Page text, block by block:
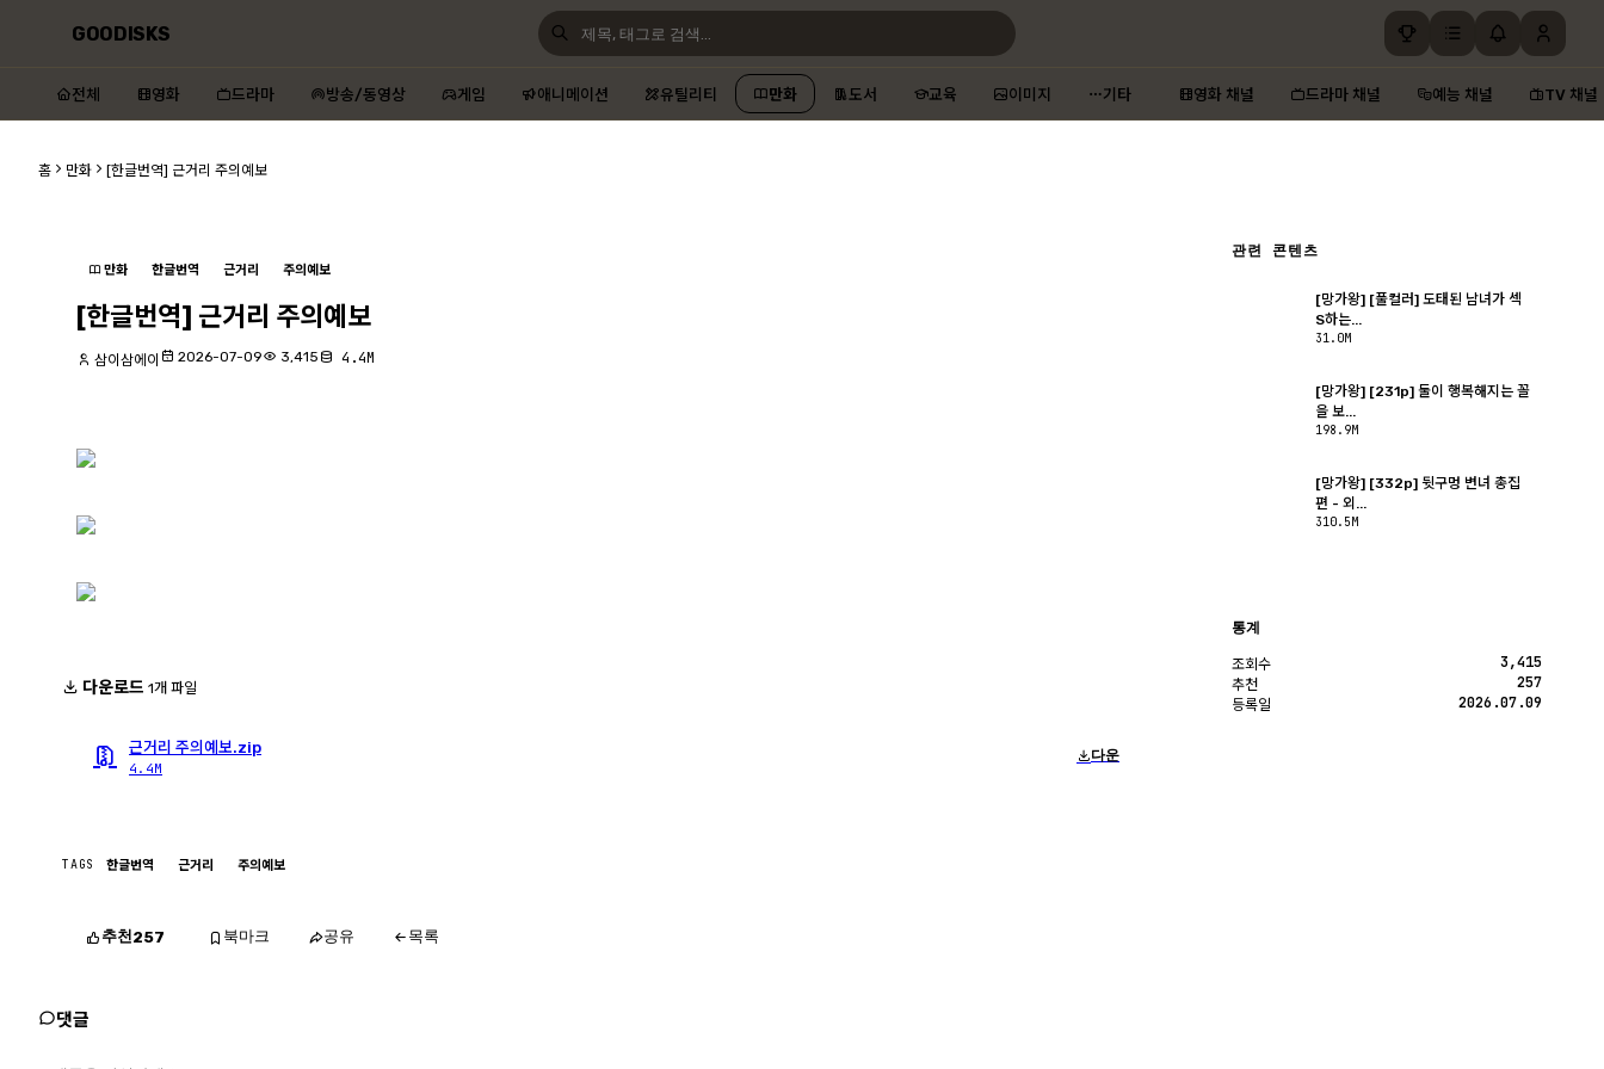
GOODISKS
전체 영화 드라마 방송/동영상 게임 애니메이션 유틸리티 만화 도서 교육 이미지 기타 영화 채널 드라마 채널 예능 채널 TV 채널
홈 만화 [한글번역] 근거리 주의예보
만화 한글번역 근거리 주의예보
[한글번역] 근거리 주의예보
삼이삼에이 2026-07-09 3,415 4.4M
다운로드 1개 파일
근거리 주의예보.zip
4.4M
다운
TAGS 한글번역 근거리 주의예보
추천257 북마크 공유 목록
댓글
관련 콘텐츠
[망가왕] [풀컬러] 도태된 남녀가 섹
S하는...
31.0M
[망가왕] [231p] 둘이 행복해지는 꼴
을 보...
198.9M
[망가왕] [332p] 뒷구멍 변녀 총집
편 - 외...
310.5M
통계
조회수 3,415
추천 257
등록일 2026.07.09